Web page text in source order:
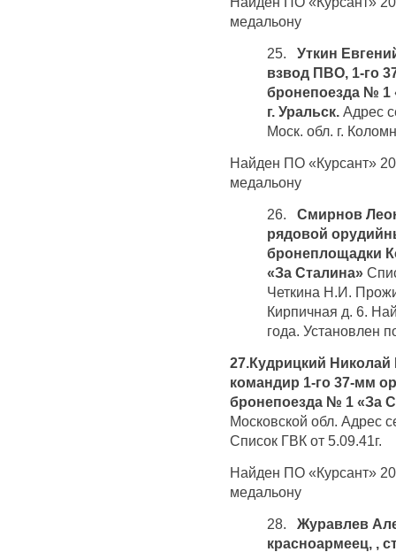
медальону
25. Уткин
взвод ПВО, 1-го
бронепоезда № 1
г. Уральск. Адрес
Моск. обл. г.
Найден ПО «Курсант»
медальону
26. Смирнов
рядовой
бронеплощадки
«За Сталина»
Четкина Н.И.
Кирпичная д. 6.
года. Установлен
27.Кудрицкий Николай
командир 1-го 37-мм
бронепоезда № 1 «За
Московской обл. Адрес
Список ГВК от 5.09.41г.
Найден ПО «Курсант»
медальону
28. Журавлев
красноармеец, ,